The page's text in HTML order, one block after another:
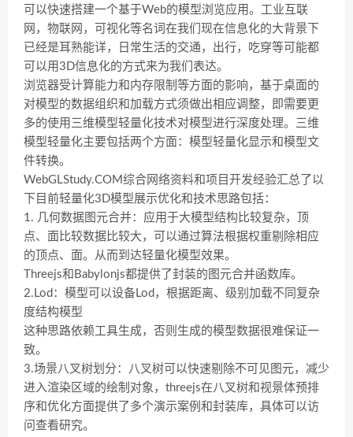
可以快速搭建一个基于Web的模型浏览应用。工业互联
网，物联网，可视化等名词在我们现在信息化的大背景下
已经是耳熟能详，日常生活的交通，出行，吃穿等可能都
可以用3D信息化的方式来为我们表达。
浏览器受计算能力和内存限制等方面的影响，基于桌面的
对模型的数据组织和加载方式须做出相应调整，即需要更
多的使用三维模型轻量化技术对模型进行深度处理。三维
模型轻量化主要包括两个方面：模型轻量化显示和模型文
件转换。
WebGLStudy.COM综合网络资料和项目开发经验汇总了以
下目前轻量化3D模型展示优化和技术思路包括：
1. 几何数据图元合并：应用于大模型结构比较复杂，顶
点、面比较数据比较大，可以通过算法根据权重剔除相应
的顶点、面。从而到达轻量化模型效果。
Threejs和Babylonjs都提供了封装的图元合并函数库。
2.Lod：模型可以设备Lod，根据距离、级别加载不同复杂
度结构模型
这种思路依赖工具生成，否则生成的模型数据很难保证一
致。
3.场景八叉树划分：八叉树可以快速剔除不可见图元，减少
进入渲染区域的绘制对象，threejs在八叉树和视景体预排
序和优化方面提供了多个演示案例和封装库，具体可以访
问查看研究。